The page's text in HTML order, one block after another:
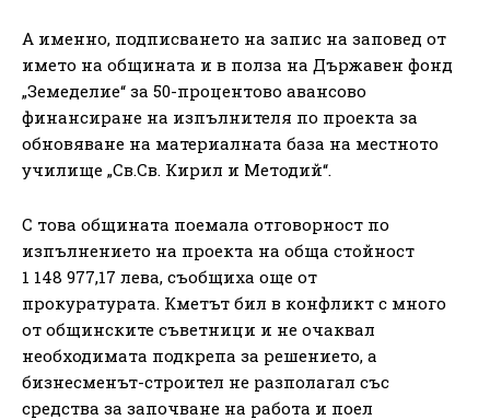
А именно, подписването на запис на заповед от
името на общината и в полза на Държавен фонд
„Земеделие“ за 50-процентово авансово
финансиране на изпълнителя по проекта за
обновяване на материалната база на местното
училище „Св.Св. Кирил и Методий“.
С това общината поемала отговорност по
изпълнението на проекта на обща стойност
1 148 977,17 лева, съобщиха още от
прокуратурата. Кметът бил в конфликт с много
от общинските съветници и не очаквал
необходимата подкрепа за решението, а
бизнесменът-строител не разполагал със
средства за започване на работа и поел